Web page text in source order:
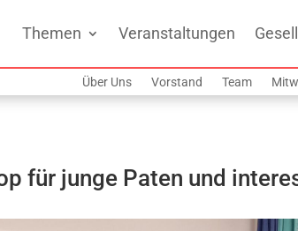
Themen Veranstaltungen
Über Uns Vorstand Team
für junge Paten und